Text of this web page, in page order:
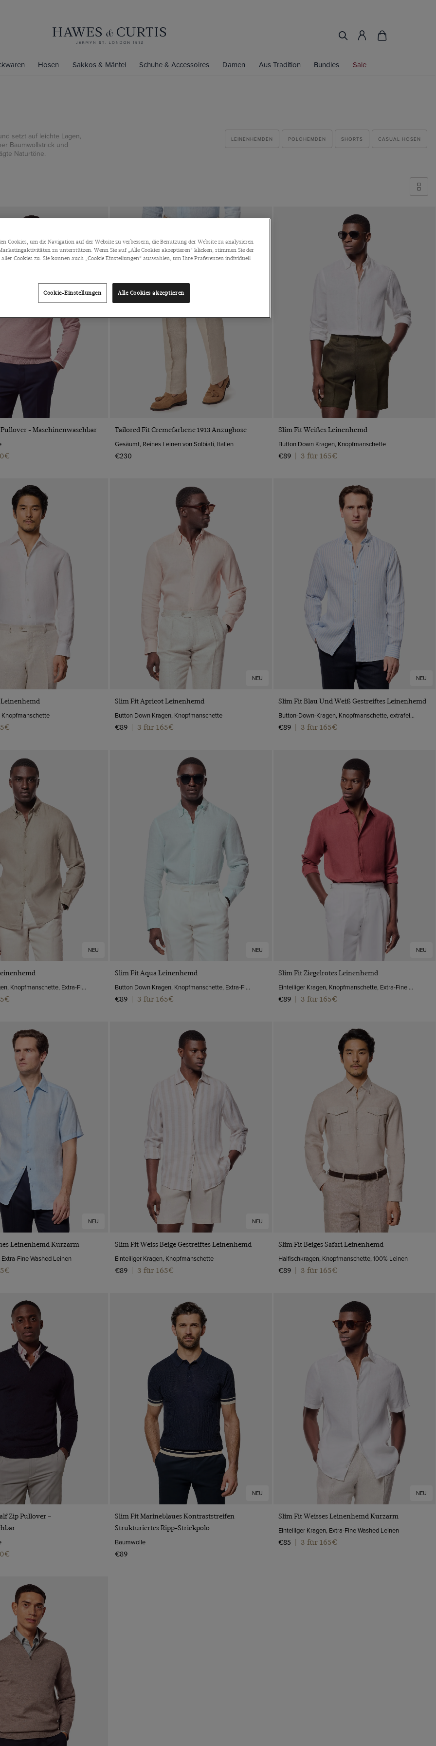
Hosen Sakkos & Mäntel Schuhe & Accessoires Damen Aus Tradition Bundles Sale
setzt auf leichte Lagen,
Baumwollstrick und
Naturtöne.
LEINENHEMDEN POLOHEMDEN SHORTS CASUAL HOSEN
VORSCHAU- Maschinenwaschbar VORSCHAU
Tailored Fit Cremefarbene 1913 Anzughose
Gesäumt, Reines Leinen von Solbiati, Italien
€230
VORSCHAU
Slim Fit Weißes Leinenhemd
Button Down Kragen, Knopfmanschette
€89
3 für 165€
VORSCHAU
NEU
VORSCHAU
Slim Fit Apricot Leinenhemd
Button Down Kragen, Knopfmanschette
€89
3 für 165€
NEU
VORSCHAU
Slim Fit Blau Und Weiß Gestreiftes Leinenhemd
Button-Down-Kragen, Knopfmanschette, extrafeines, gewaschenes Leinen
€89
3 für 165€
NEU
VORSCHAU
Button Down Kragen, Knopfmanschette, Extra-Fine Washed Leinen
NEU
VORSCHAU
Slim Fit Aqua Leinenhemd
Button Down Kragen, Knopfmanschette, Extra-Fine Washed Leinen
€89
3 für 165€
NEU
VORSCHAU
Slim Fit Ziegelrotes Leinenhemd
Einteiliger Kragen, Knopfmanschette, Extra-Fine Washed Leinen
€89
3 für 165€
NEU
VORSCHAU
Leinenhemd Kurzarm
Fine Washed Leinen
NEU
VORSCHAU
Slim Fit Weiss Beige Gestreiftes Leinenhemd
Einteiliger Kragen, Knopfmanschette
€89
3 für 165€
VORSCHAU
Slim Fit Beiges Safari Leinenhemd
Haifischkragen, Knopfmanschette, 100% Leinen
€89
3 für 165€
VORSCHAU
Zip Pullover –
NEU
VORSCHAU
Slim Fit Marineblaues Kontraststreifen
Strukturiertes Ripp-Strickpolo
Baumwolle
€89
NEU
VORSCHAU
Slim Fit Weisses Leinenhemd Kurzarm
Einteiliger Kragen, Extra-Fine Washed Leinen
€85
3 für 165€
Cookies, um die Navigation auf der Website zu verbessern, die Benutzung der Website zu analysieren
zu unterstützen. Wenn Sie auf „Alle Cookies akzeptieren“ klicken, stimmen Sie der
Cookies zu. Sie können auch „Cookie Einstellungen“ auswählen, um Ihre Präferenzen individuell
Cookie-Einstellungen Alle Cookies akzeptieren